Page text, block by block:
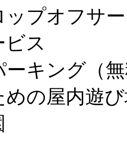
ップオフサ
ス
ーキング（
めの屋内遊